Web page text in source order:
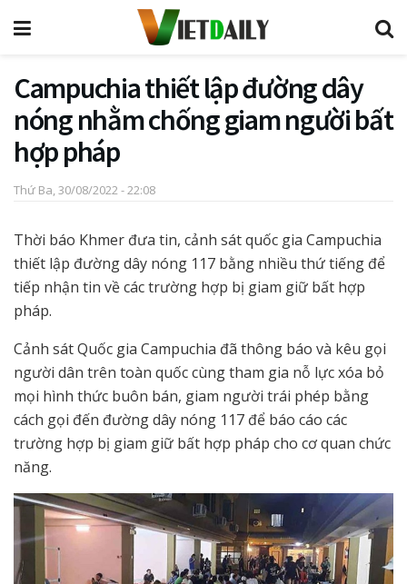
Campuchia thiết lập đường dây
nóng nhằm chống giam người bất
hợp pháp
Thứ Ba, 30/08/2022 - 22:08
Thời báo Khmer đưa tin, cảnh sát quốc gia Campuchia
thiết lập đường dây nóng 117 bằng nhiều thứ tiếng để
tiếp nhận tin về các trường hợp bị giam giữ bất hợp
pháp.
Cảnh sát Quốc gia Campuchia đã thông báo và kêu gọi
người dân trên toàn quốc cùng tham gia nỗ lực xóa bỏ
mọi hình thức buôn bán, giam người trái phép bằng
cách gọi đến đường dây nóng 117 để báo cáo các
trường hợp bị giam giữ bất hợp pháp cho cơ quan chức
năng.